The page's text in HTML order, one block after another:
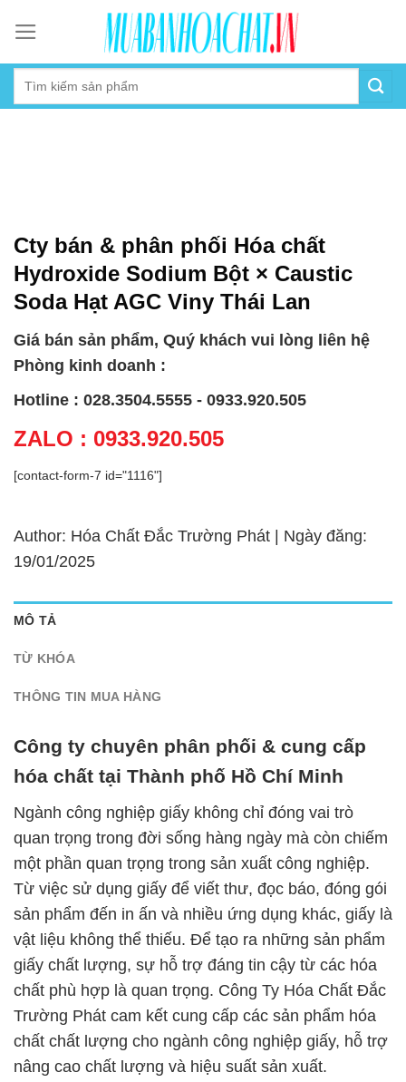
content
Cty bán & phân phối Hóa chất
Hydroxide Sodium Bột × Caustic
Soda Hạt AGC Viny Thái Lan
Giá bán sản phẩm, Quý khách vui lòng liên hệ
Phòng kinh doanh :
Hotline : 028.3504.5555 - 0933.920.505
ZALO : 0933.920.505
[contact-form-7 id="1116"]
Author: Hóa Chất Đắc Trường Phát | Ngày đăng:
19/01/2025
MÔ TẢ
TỪ KHÓA
THÔNG TIN MUA HÀNG
Công ty chuyên phân phối & cung cấp
hóa chất tại Thành phố Hồ Chí Minh
Ngành công nghiệp giấy không chỉ đóng vai trò
quan trọng trong đời sống hàng ngày mà còn chiếm
một phần quan trọng trong sản xuất công nghiệp.
Từ việc sử dụng giấy để viết thư, đọc báo, đóng gói
sản phẩm đến in ấn và nhiều ứng dụng khác, giấy là
vật liệu không thể thiếu. Để tạo ra những sản phẩm
giấy chất lượng, sự hỗ trợ đáng tin cậy từ các hóa
chất phù hợp là quan trọng. Công Ty Hóa Chất Đắc
Trường Phát cam kết cung cấp các sản phẩm hóa
chất chất lượng cho ngành công nghiệp giấy, hỗ trợ
nâng cao chất lượng và hiệu suất sản xuất.